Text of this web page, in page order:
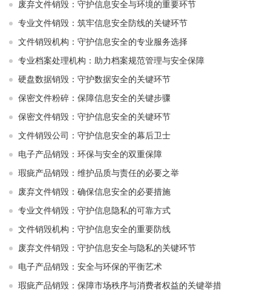
废弃文件销毁：守护信息安全与环境的重要环节
专业文件销毁：筑牢信息安全防线的关键环节
文件销毁机构：守护信息安全的专业服务选择
专业档案处理机构：助力档案规范管理与安全保障
硬盘数据销毁：守护数据安全的关键环节
保密文件粉碎：保障信息安全的关键步骤
保密文件销毁：守护信息安全的关键环节
文件销毁公司：守护信息安全的幕后卫士
电子产品销毁：环保与安全的双重保障
瑕疵产品销毁：维护品质与责任的必要之举
废弃文件销毁：确保信息安全的必要措施
专业文件销毁：守护信息隐私的可靠方式
文件销毁机构：守护信息安全的重要防线
废弃文件销毁：守护信息安全与隐私的关键环节
电子产品销毁：安全与环保的平衡艺术
瑕疵产品销毁：保障市场秩序与消费者权益的关键举措